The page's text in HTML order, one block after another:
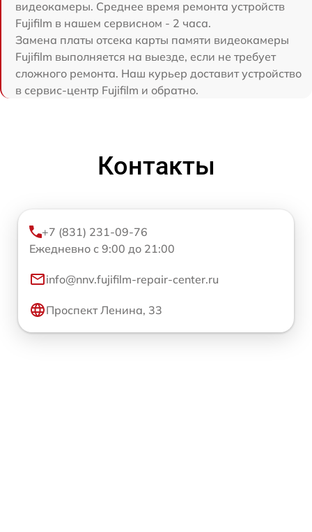
видеокамеры. Среднее время ремонта устройств
Fujifilm в нашем сервисном - 2 часа.
Замена платы отсека карты памяти видеокамеры
Fujifilm выполняется на выезде, если не требует
сложного ремонта. Наш курьер доставит устройство
в сервис-центр Fujifilm и обратно.
Контакты
+7 (831) 231-09-76
Ежедневно с 9:00 до 21:00
info@nnv.fujifilm-repair-center.ru
Проспект Ленина, 33